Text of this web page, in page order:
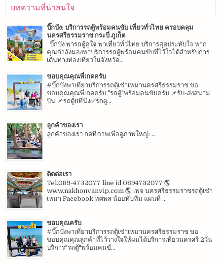
บทความที่น่าสนใจ
บิ๊กบัง: บริการรถตู้พร้อมคนขับ เที่ยวทั่วไทย ครอบคลุม
นครศรีธรรมราช กระบี่ ภูเก็ต
บิ๊กบัง พารถตู้คู่ใจ พาเที่ยวทั่วไทย บริการสุดประทับใจ หาก
คุณกำลังมองหาบริการรถตู้พร้อมคนขับที่ไว้ใจได้สำหรับการ
เดินทางท่องเที่ยวในจังหวัด...
ขอบคุณคุณพี่เกดครับ
#บิ๊กบังพาเที่ยวบริการรถตู้เช่าเหมานครศรีธรรมราช ขอ
ขอบคุณคุณพี่เกดครับ "รถตู้"พร้อมคนขับครับ 📌รับ-ส่งสนาม
บิน 📌รถตู้8ที่นั่ง✅รถตู...
ลูกค้าของเรา
ลูกค้าของเรา กดที่ภาพเพื่อดูภาพใหญ่: ...
ติดต่อเรา
Tel.089-4732077 line id 0894732077 🌎
www.nakhonvanvip.com 🌎 เพจ นครศรีธรรมราชรถตู้เช่า
เหมา Facebook ทศพล น้อยทับทิม แผนที่ ...
ขอบคุณครับ
#บิ๊กบังพาเที่ยวบริการรถตู้เช่าเหมานครศรีธรรมราช ขอ
ขอบคุณคุณลูกค้าที่ไว้วางใจให้ผมได้บริการเทียวนครศรี 2วัน
บริการ"รถตู้"พร้อมคนขั...